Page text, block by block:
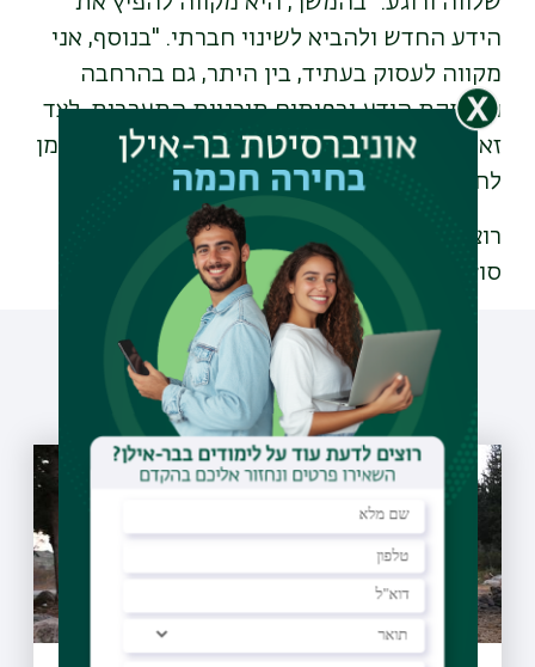
הידע החדש ולהביא לשינוי חברתי. "בנוסף, אני
מקווה לעסוק בעתיד, בין היתר, גם בהרחבה
והעמקת הידע ובפיתוח תוכניות התערבות. לצד
זאת, אני עדיין בצומת דרכים ולוקחת לי את הזמן
לחשיבה."
רוצים לדעת עוד על בית הספר לעבודה
סוציאלית?
היכנסו
עוד כתבות שיעניינו אותך